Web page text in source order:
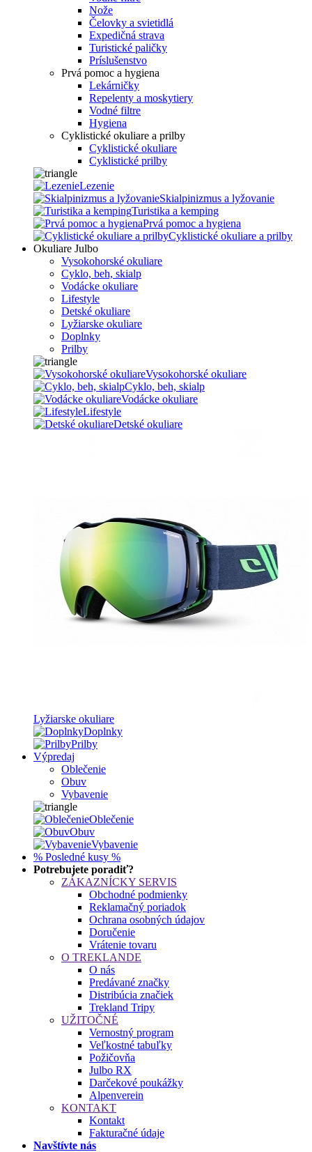
Nože
Čelovky a svietidlá
Expedičná strava
Turistické paličky
Príslušenstvo
Prvá pomoc a hygiena
Lekárničky
Repelenty a moskytiery
Vodné filtre
Hygiena
Cyklistické okuliare a prilby
Cyklistické okuliare
Cyklistické prilby
Lezenie
Skialpinizmus a lyžovanie
Turistika a kemping
Prvá pomoc a hygiena
Cyklistické okuliare a prilby
Okuliare Julbo
Vysokohorské okuliare
Cyklo, beh, skialp
Vodácke okuliare
Lifestyle
Detské okuliare
Lyžiarske okuliare
Doplnky
Prilby
Vysokohorské okuliare
Cyklo, beh, skialp
Vodácke okuliare
Lifestyle
Detské okuliare
Lyžiarske okuliare
Doplnky
Prilby
Výpredaj
Oblečenie
Obuv
Vybavenie
Oblečenie
Obuv
Vybavenie
% Posledné kusy %
Potrebujete poradiť?
ZÁKAZNÍCKY SERVIS
Obchodné podmienky
Reklamačný poriadok
Ochrana osobných údajov
Doručenie
Vrátenie tovaru
O TREKLANDE
O nás
Predávané značky
Distribúcia značiek
Trekland Tripy
UŽITOČNÉ
Vernostný program
Veľkostné tabuľky
Požičovňa
Julbo RX
Darčekové poukážky
Alpenverein
KONTAKT
Kontakt
Fakturačné údaje
Navštívte nás